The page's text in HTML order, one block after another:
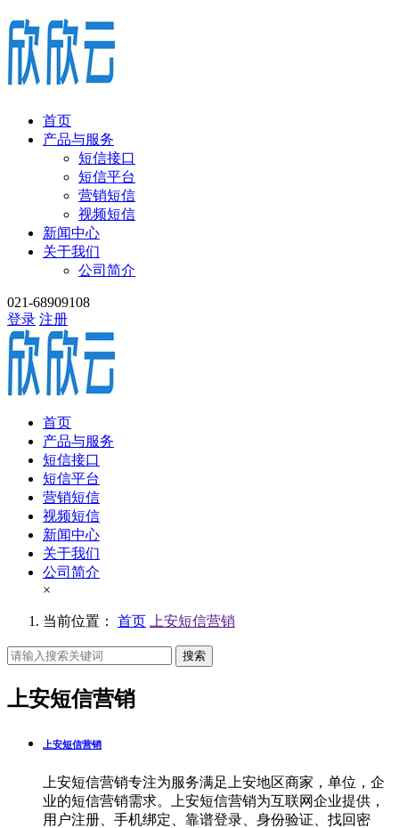
首页
产品与服务
短信接口
短信平台
营销短信
视频短信
新闻中心
关于我们
公司简介
021-68909108
登录 注册
首页
产品与服务
短信接口
短信平台
营销短信
视频短信
新闻中心
关于我们
公司简介
×
当前位置： 首页 上安短信营销
搜索
上安短信营销
上安短信营销
上安短信营销专注为服务满足上安地区商家，单位，企
业的短信营销需求。上安短信营销为互联网企业提供，
用户注册、手机绑定、靠谱登录、身份验证、找回密